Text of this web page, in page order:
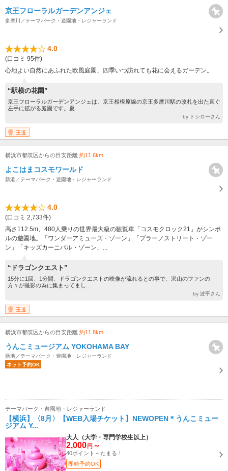
京王フローラルガーデンアンジェ
多摩川／テーマパーク・遊園地・レジャーランド
4.0
(口コミ 95件)
心地よい自然にあふれた欧風庭園、四季いつ訪れても花に会えるガーデン。
“駅横の花園”
京王フローラルガーデンアンジェは、京王相模原線の京王多摩川駅の改札を出た直ぐ
左手に拡がる庭園です。夏...
by トシローさん
王道
横浜市都筑区からの目安距離 約11.6km
よこはまコスモワールド
新港／テーマパーク・遊園地・レジャーランド
4.0
(口コミ 2,733件)
高さ112.5m、480人乗りの世界最大級の観覧車「コスモクロック21」がシンボ
ルの遊園地。「ワンダーアミューズ・ゾーン」「ブラーノストリート・ゾー
ン」「キッズカーニバル・ゾーン」...
“ドラゴンクエスト”
15分に1回、1分間、ドラゴンクエストの映像が流れるとの事で、沢山のファンの
方々が撮影の為に集まってまし...
by 波平さん
王道
横浜市都筑区からの目安距離 約11.8km
うんこミュージアム YOKOHAMA BAY
新港／テーマパーク・遊園地・レジャーランド
ネット予約OK
テーマパーク・遊園地・レジャーランド
【横浜】〈8月〉【WEB入場チケット】NEWOPEN＊うんこミュー
ジアム Y...
大人（大学・専門学校生以上）
2,000 円 ～
40ポイント～たまる！
即時予約OK